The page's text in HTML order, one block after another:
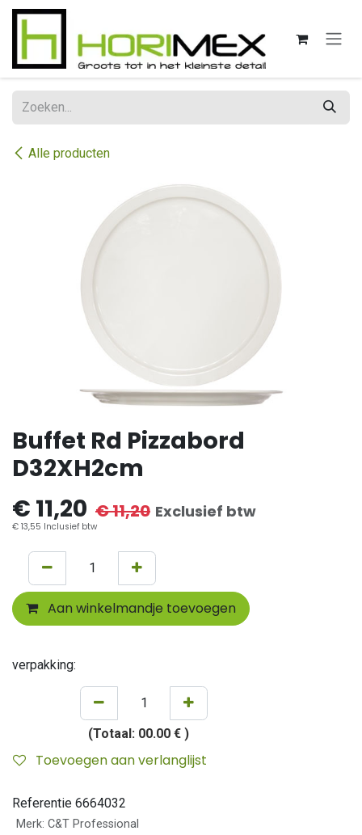
Overslaan naar inhoud
Alle producten
Buffet Rd Pizzabord
D32XH2cm
€ 11,20 €11,20 Exclusief btw
€ 13,55 Inclusief btw
Aan winkelmandje toevoegen
verpakking:
(Totaal: 00.00 € )
Toevoegen aan verlanglijst
Referentie 6664032
Merk: C&T Professional